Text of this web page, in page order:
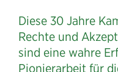
Diese 30 Jahre
Rechte und
sind eine wahre
Pionierarbeit für